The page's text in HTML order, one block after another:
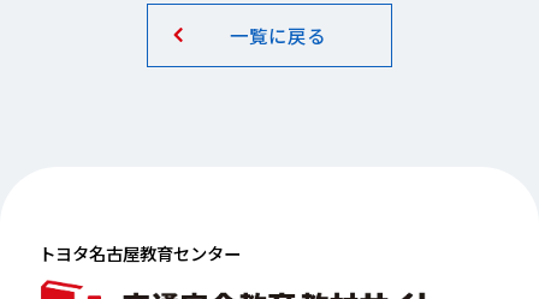
一覧に戻る
トヨタ名古屋教育センター